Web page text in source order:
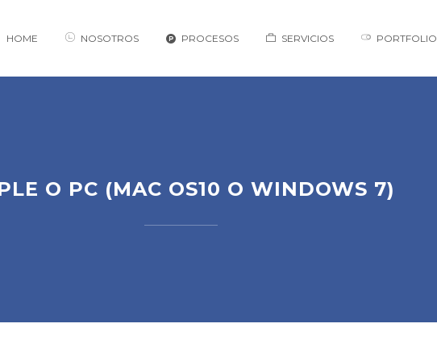
HOME NOSOTROS PROCESOS SERVICIOS PORTFOLIO
O PC (MAC OS10 O WINDOWS 7)